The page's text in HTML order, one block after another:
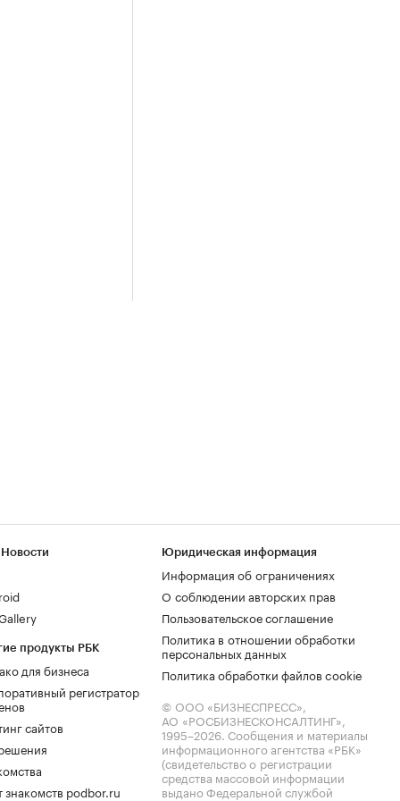
продукты РБК
для бизнеса
регистратор
сайтов
знакомств podbor.ru
Юридическая информация
Информация об ограничениях
О соблюдении авторских прав
Пользовательское соглашение
Политика в отношении обработки
персональных данных
Политика обработки файлов cookie
© ООО «БИЗНЕСПРЕСС»,
АО «РОСБИЗНЕСКОНСАЛТИНГ»,
1995–2026. Сообщения и материалы
информационного агентства «РБК»
(свидетельство о регистрации
средства массовой информации
выдано Федеральной службой